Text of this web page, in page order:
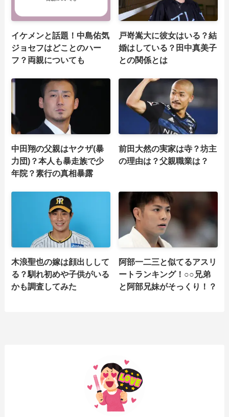
イケメンと話題！中島佑気
ジョセフはどことのハー
フ？両親についても
戸嵜嵩大に彼女はいる？結
婚はしている？田中真美子
との関係とは
中田翔の父親はヤクザ(暴
力団)？本人も暴走族で少
年院？素行の真相暴露
前田大然の実家は寺？坊主
の理由は？父親職業は？
木浪聖也の嫁は顔出しして
る？馴れ初めや子供がいる
かも調査してみた
阿部一二三と似てるアスリ
ートランキング！○○兄弟
と阿部兄妹がそっくり！？